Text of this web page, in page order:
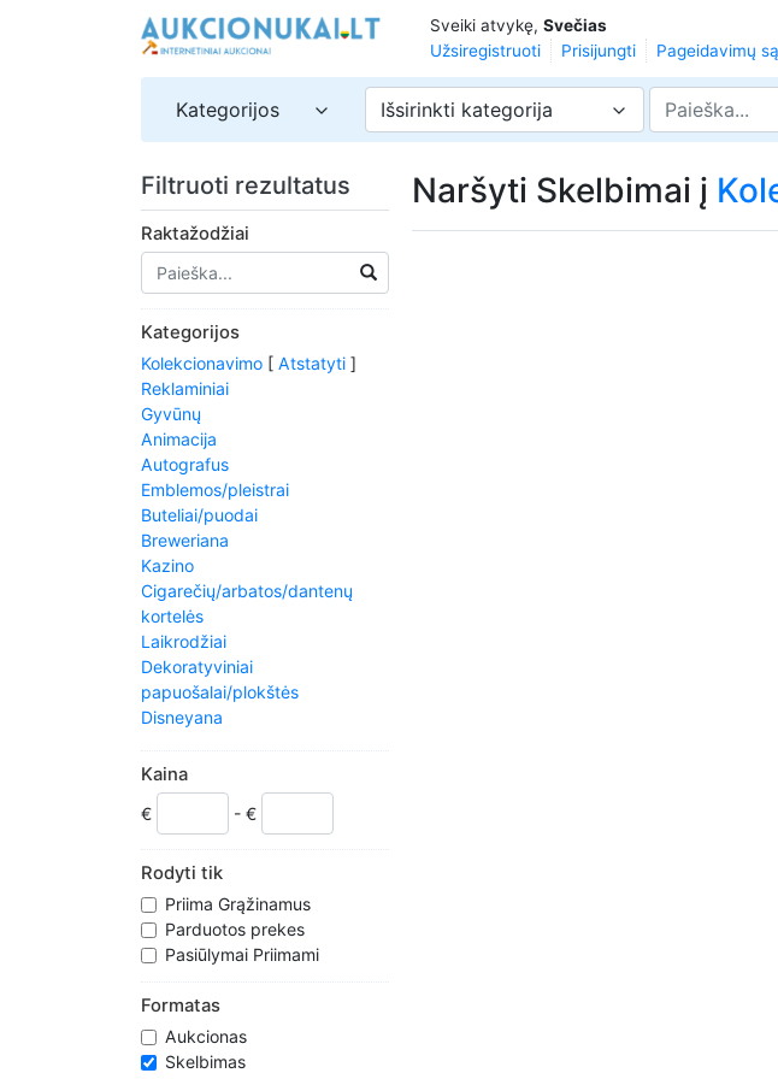
Sveiki atvykę, Svečias
Užsiregistruoti
Prisijungti Pageidavimų
Kategorijos Išsirinkti kategorija
Filtruoti rezultatus
Raktažodžiai
Kategorijos
Kolekcionavimo [ Atstatyti ]
Reklaminiai
Gyvūnų
Animacija
Autografus
Emblemos/pleistrai
Buteliai/puodai
Breweriana
Kazino
Cigarečių/arbatos/dantenų
kortelės
Laikrodžiai
Dekoratyviniai
papuošalai/plokštės
Disneyana
Fantazija/mitas/magija
Vėliavos
Namų ūkio
Pakabukai
Kitchenalia
Masonų
Įžymybės
Metalware
Militaria
Kiti kolekcionavimo stalai
Popierius & Ephemera
Kaina
€ - €
Rodyti tik
Priima Grąžinamus
Parduotos prekes
Pasiūlymai Priimami
Formatas
Aukcionas
Skelbimas
Naršyti Skelbimai į